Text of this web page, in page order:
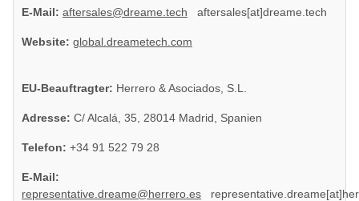
E-Mail: aftersales@dreame.tech aftersales[at]dreame.tech
Website: global.dreametech.com
EU-Beauftragter: Herrero & Asociados, S.L.
Adresse: C/ Alcalá, 35, 28014 Madrid, Spanien
Telefon: +34 91 522 79 28
E-Mail:
representative.dreame@herrero.es